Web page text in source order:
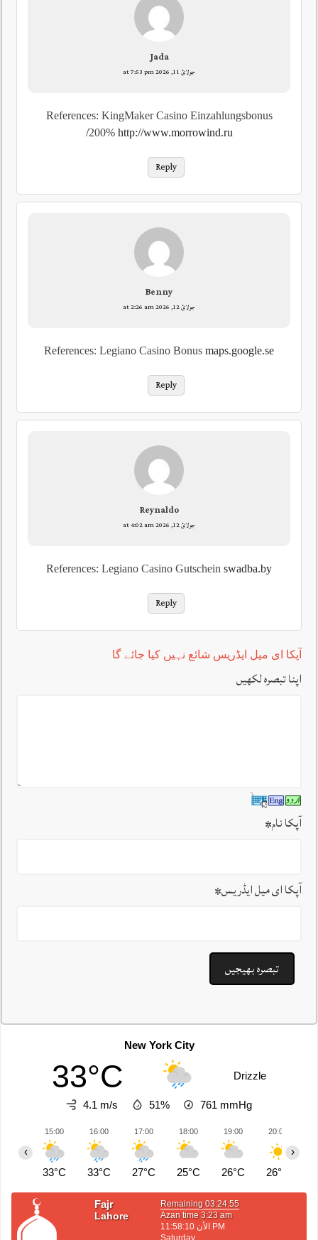
Jada
جولائ 11, 2026 at 7:53 pm
References: KingMaker Casino Einzahlungsbonus
200% http://www.morrowind.ru/
Reply
Benny
جولائ 12, 2026 at 2:26 am
References: Legiano Casino Bonus maps.google.se
Reply
Reynaldo
جولائ 12, 2026 at 4:02 am
References: Legiano Casino Gutschein swadba.by
Reply
آپکا ای میل ایڈریس شائع نہیں کیا جائے گا
اپنا تبصرہ لکھیں
آپکا نام*
آپکا ای میل ایڈریس*
New York City
33°C Drizzle
4.1 m/s 51% 761 mmHg
15:00
33°C
16:00
33°C
17:00
27°C
18:00
25°C
19:00
26°C
20:00
26°C
‹ ›